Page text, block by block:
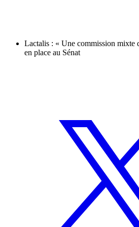
Lactalis : « Une commission mixte
en place au Sénat